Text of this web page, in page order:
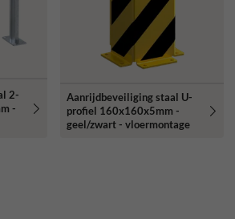
2-
-
Aanrijdbeveiliging staal U-
profiel 160x160x5mm -
geel/zwart - vloermontage